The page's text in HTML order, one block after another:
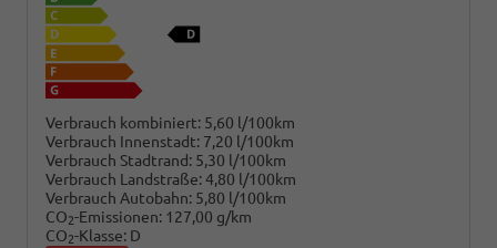
Verbrauch kombiniert: 5,60 l/100km
Verbrauch Innenstadt: 7,20 l/100km
Verbrauch Stadtrand: 5,30 l/100km
Verbrauch Landstraße:4,80 l/100km
Verbrauch Autobahn: 5,80 l/100km
CO2-Emissionen: 127,00 g/km
CO2-Klasse: D